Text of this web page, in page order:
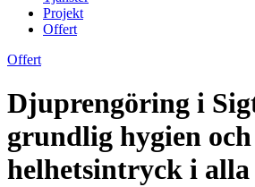
Projekt
Offert
Offert
Djuprengöring i
grundlig hygien
helhetsintryck i